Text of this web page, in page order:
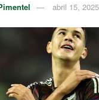
abril 15, 2025